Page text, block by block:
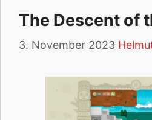
The Descent of
3. November 2023